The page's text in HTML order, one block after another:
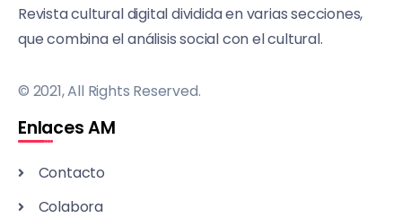
Revista cultural digital dividida en varias secciones,
que combina el análisis social con el cultural.
© 2021, All Rights Reserved.
Enlaces AM
Contacto
Colabora